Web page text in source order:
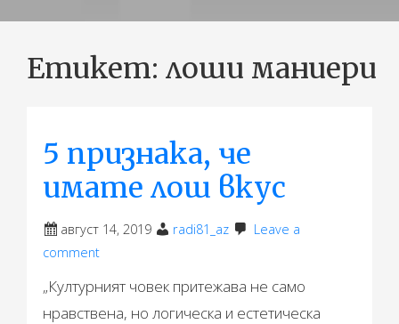
Етикет: лоши маниери
5 признака, че
имате лош вкус
август 14, 2019 radi81_az
Leave a
comment
„Културният човек притежава не само
нравствена, но логическа и естетическа